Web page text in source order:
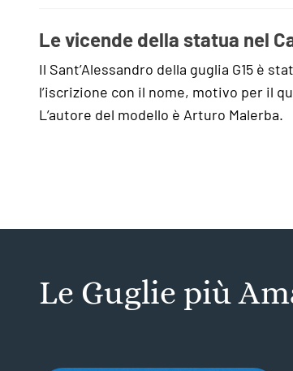
Le vicende della statua nel
Il Sant’Alessandro della guglia G15 è
l’iscrizione con il nome, motivo per il
L’autore del modello è Arturo Malerba.
Le Guglie più